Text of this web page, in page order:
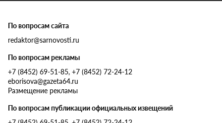
По вопросам сайта
redaktor@sarnovosti.ru
По вопросам рекламы
+7 (8452) 69-51-85, +7 (8452) 72-24-12
eborisova@gazeta64.ru
Размещение рекламы
По вопросам публикации официальных извещений